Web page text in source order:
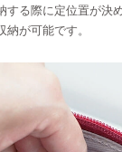
する際に定位置が決
が可能です。